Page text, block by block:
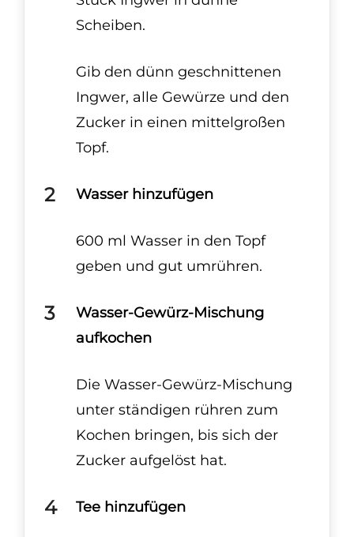
Scheiben.
Gib den dünn geschnittenen
Ingwer, alle Gewürze und den
Zucker in einen mittelgroßen
Topf.
Wasser hinzufügen
600 ml Wasser in den Topf
geben und gut umrühren.
Wasser-Gewürz-Mischung
aufkochen
Die Wasser-Gewürz-Mischung
unter ständigen rühren zum
Kochen bringen, bis sich der
Zucker aufgelöst hat.
Tee hinzufügen